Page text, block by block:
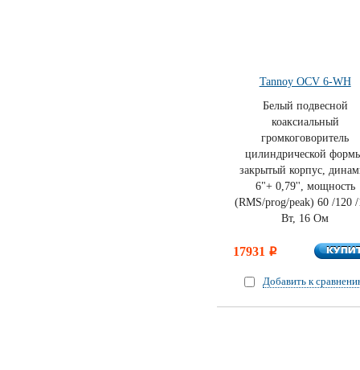
Tannoy OCV 6-WH
Белый подвесной
коаксиальный
громкоговоритель
цилиндрической
закрытый корпус,
6"+ 0,79'', мощность
(RMS/prog/peak) 60 /120 /
Вт, 16 Ом
17931 i
Добавить к